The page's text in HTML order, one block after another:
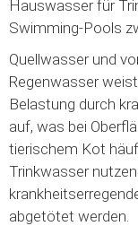
Hauswasser für
Swimming-Pools
Quellwasser und
Regenwasser
Belastung durch
auf, was bei
tierischem Kot
Trinkwasser
abgetötet werden.